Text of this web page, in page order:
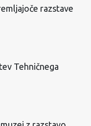
razstave
Tehničnega